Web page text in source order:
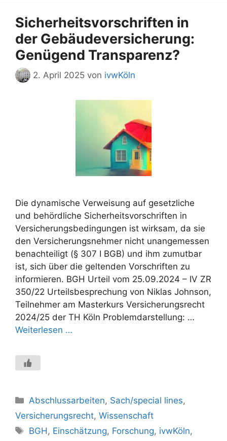
Sicherheitsvorschriften in
der Gebäudeversicherung:
Genügend Transparenz?
2. April 2025 von ivwKöln
Die dynamische Verweisung auf gesetzliche
und behördliche Sicherheitsvorschriften in
Versicherungsbedingungen ist wirksam, da sie
den Versicherungsnehmer nicht unangemessen
benachteiligt (§ 307 I BGB) und ihm zumutbar
ist, sich über die geltenden Vorschriften zu
informieren. BGH Urteil vom 25.09.2024 – IV ZR
350/22 Urteilsbesprechung von Niklas Johnson,
Teilnehmer am Masterkurs Versicherungsrecht
2024/25 der TH Köln Problemdarstellung: …
Weiterlesen …
Kategorien
Abschlussarbeiten, Sach/special lines,
Versicherungsrecht, Wissenschaft
Schlagwörter
BGH , Einschätzung, Forschung, ivwKöln,